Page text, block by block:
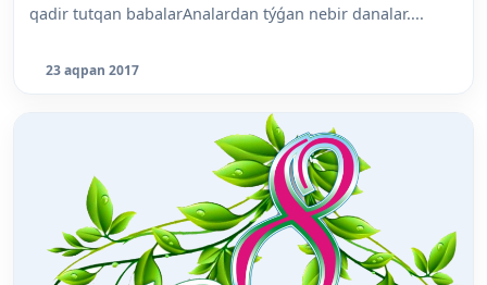
qadir tutqan babalarAnalardan týǵan nebir danalar....
23 aqpan 2017